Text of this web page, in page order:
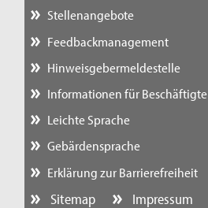
Stellenangebote
Feedbackmanagement
Hinweisgebermeldestelle
Informationen für Beschäftigte
Leichte Sprache
Gebärdensprache
Erklärung zur Barrierefreiheit
Sitemap Impressum